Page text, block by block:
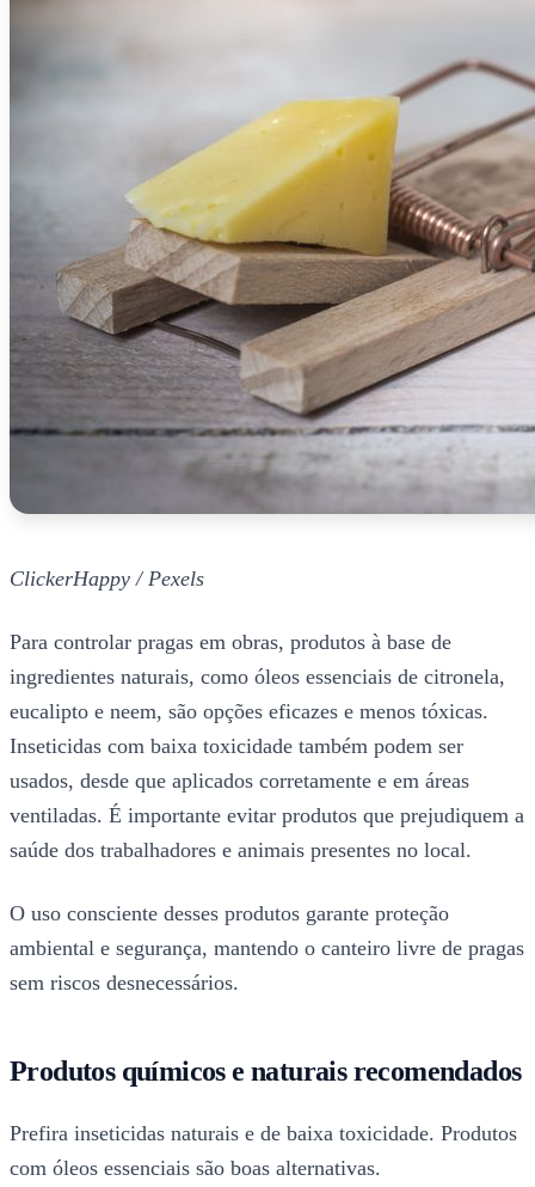
ClickerHappy / Pexels
Para controlar pragas em obras, produtos à base de
ingredientes naturais, como óleos essenciais de citronela,
eucalipto e neem, são opções eficazes e menos tóxicas.
Inseticidas com baixa toxicidade também podem ser
usados, desde que aplicados corretamente e em áreas
ventiladas. É importante evitar produtos que prejudiquem a
saúde dos trabalhadores e animais presentes no local.
O uso consciente desses produtos garante proteção
ambiental e segurança, mantendo o canteiro livre de pragas
sem riscos desnecessários.
Produtos químicos e naturais recomendados
Prefira inseticidas naturais e de baixa toxicidade. Produtos
com óleos essenciais são boas alternativas.